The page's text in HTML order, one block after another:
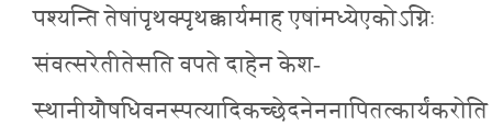
पश्यन्ति तेषांपृथक्पृथक्कार्यमाह एषांमध्येएकोऽग्निः
संवत्सरेतीतेसति वपते दाहेन केश-
स्थानीयौषधिवनस्पत्यादिकच्छेदनेननापितत्कार्यंकरोति